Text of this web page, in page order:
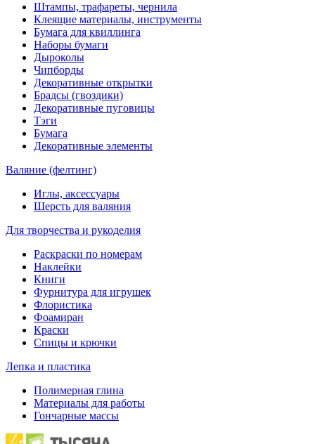
Штампы, трафареты, чернила
Клеящие материалы, инструменты
Бумага для квиллинга
Наборы бумаги
Дыроколы
Чипборды
Декоративные открытки
Брадсы (гвоздики)
Декоративные пуговицы
Тэги
Бумага
Декоративные элементы
Валяние (фелтинг)
Иглы, аксессуары
Шерсть для валяния
Для творчества и рукоделия
Раскраски по номерам
Наклейки
Книги
Фурнитура для игрушек
Флористика
Фоамиран
Краски
Спицы и крючки
Лепка и пластика
Полимерная глина
Материалы для работы
Гончарные массы